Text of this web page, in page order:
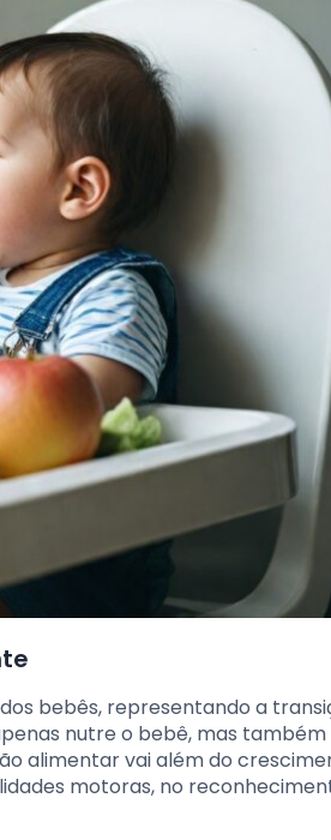
bebês, representando a
nutre o bebê, mas também
alimentar vai além do
motoras, no